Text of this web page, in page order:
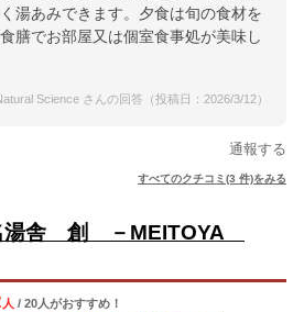
湯あみできます。夕食は旬の食材を
膳でお部屋又は個室食事処が美味し
Science さんの回答（投稿日：2026/3/12）
通報する
すべてのクチコミ(3 件)をみる
湯舎 創 －MEITOYA
人 / 20人がおすすめ！